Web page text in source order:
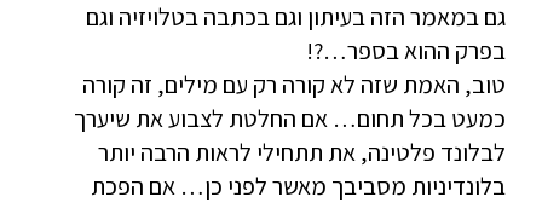
גם במאמר הזה בעיתון וגם בכתבה בטלויזיה וגם
בפרק ההוא בספר…?!
טוב, האמת שזה לא קורה רק עם מילים, זה קורה
כמעט בכל תחום… אם החלטת לצבוע את שיערך
לבלונד פלטינה, את תתחילי לראות הרבה יותר
בלונדיניות מסביבך מאשר לפני כן… אם הפכת